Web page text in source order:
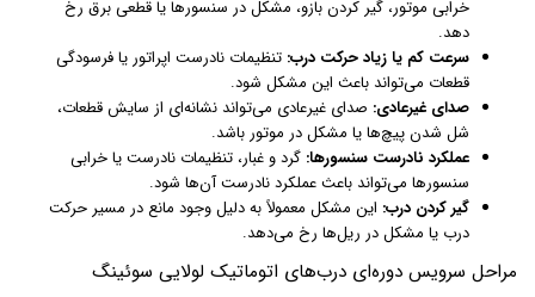
خرابی موتور، گیر کردن بازو، مشکل در سنسورها یا قطعی برق رخ
دهد.
سرعت کم یا زیاد حرکت درب: تنظیمات نادرست اپراتور یا فرسودگی
قطعات می‌تواند باعث این مشکل شود.
صدای غیرعادی: صدای غیرعادی می‌تواند نشانه‌ای از سایش قطعات،
شل شدن پیچ‌ها یا مشکل در موتور باشد.
عملکرد نادرست سنسورها: گرد و غبار، تنظیمات نادرست یا خرابی
سنسورها می‌تواند باعث عملکرد نادرست آن‌ها شود.
گیر کردن درب: این مشکل معمولاً به دلیل وجود مانع در مسیر حرکت
درب یا مشکل در ریل‌ها رخ می‌دهد.
مراحل سرویس دوره‌ای درب‌های اتوماتیک لولایی سوئینگ